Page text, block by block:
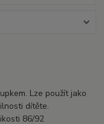
Lze použít jako
dítěte.
86/92